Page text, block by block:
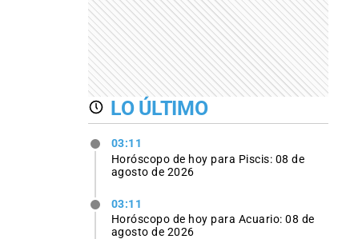
LO ÚLTIMO
03:11
Horóscopo de hoy para Piscis: 08 de
agosto de 2026
03:11
Horóscopo de hoy para Acuario: 08 de
agosto de 2026